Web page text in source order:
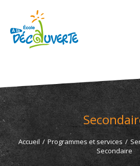
Accueil / Programmes et services /
Secondaire